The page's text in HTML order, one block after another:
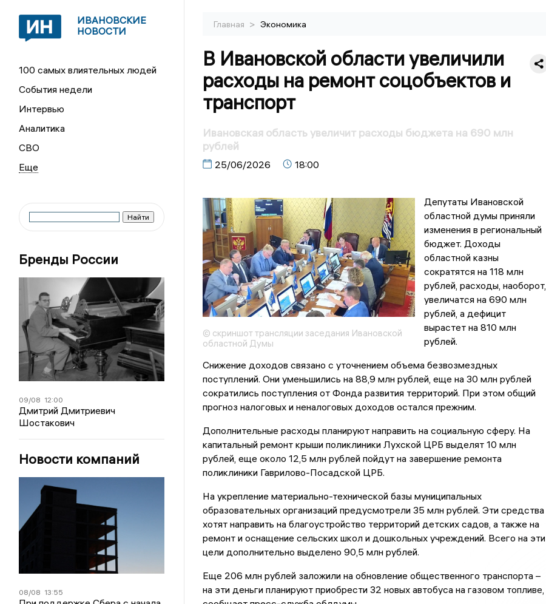
ИВАНОВСКИЕ
НОВОСТИ
100 самых влиятельных людей
События недели
Интервью
Аналитика
СВО
Бренды России
09/08 12:00
Дмитрий Дмитриевич
Шостакович
Новости компаний
08/08 13:55
Главная > Экономика
В Ивановской области увеличили
расходы на ремонт соцобъектов и
транспорт
Ивановская область увеличит расходы бюджета на 690 млн
рублей
25/06/2026 18:00
© скриншот трансляции заседания Ивановской
областной Думы
Депутаты Ивановской
областной думы приняли
изменения в региональный
бюджет. Доходы
областной казны
сократятся на 118 млн
рублей, расходы, наоборот,
увеличатся на 690 млн
рублей, а дефицит
вырастет на 810 млн
рублей.
Снижение доходов связано с уточнением объема безвозмездных
поступлений. Они уменьшились на 88,9 млн рублей, еще на 30 млн рублей
сократились поступления от Фонда развития территорий. При этом общий
прогноз налоговых и неналоговых доходов остался прежним.
Дополнительные расходы планируют направить на социальную сферу. На
капитальный ремонт крыши поликлиники Лухской ЦРБ выделят 10 млн
рублей, еще около 12,5 млн рублей пойдут на завершение ремонта
поликлиники Гаврилово-Посадской ЦРБ.
На укрепление материально-технической базы муниципальных
образовательных организаций предусмотрели 35 млн рублей. Эти средства
хотят направить на благоустройство территорий детских садов, а также на
ремонт и оснащение сельских школ и дошкольных учреждений. Всего на эти
цели дополнительно выделено 90,5 млн рублей.
Еще 206 млн рублей заложили на обновление общественного транспорта –
на эти деньги планируют приобрести 32 новых автобуса на газовом топливе,